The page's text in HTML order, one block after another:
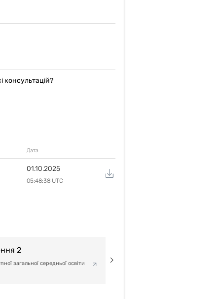
консультацій?
Дата
01.10.2025
05:48:38 UTC
2
загальної середньої освіти